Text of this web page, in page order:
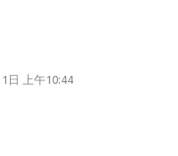
日 上午10:44